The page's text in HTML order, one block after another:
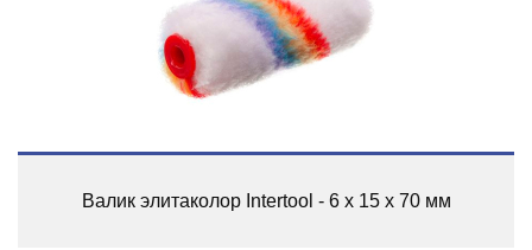
Валик элитаколор Intertool - 6 х 15 х 70 мм